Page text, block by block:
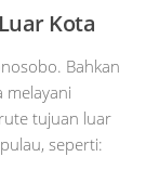
Kota
Bahkan
melayani
tujuan luar
seperti: